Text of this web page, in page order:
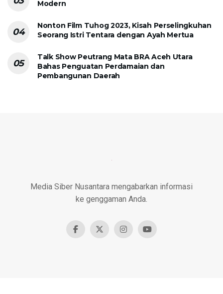
Modern
Nonton Film Tuhog 2023, Kisah Perselingkuhan
Seorang Istri Tentara dengan Ayah Mertua
Talk Show Peutrang Mata BRA Aceh Utara
Bahas Penguatan Perdamaian dan
Pembangunan Daerah
Media Siber Nusantara mengabarkan informasi
ke genggaman Anda.